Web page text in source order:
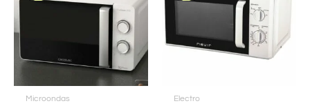
Microondas Electro